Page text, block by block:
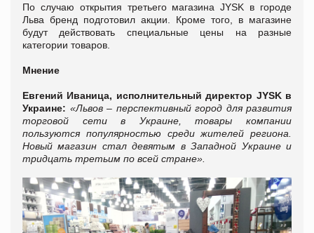
По случаю открытия третьего магазина JYSK в городе
Льва бренд подготовил акции. Кроме того, в магазине
будут действовать специальные цены на разные
категории товаров.
Мнение
Евгений Иваница, исполнительный директор JYSK в
Украине: «Львов – перспективный город для развития
торговой сети в Украине, товары компании
пользуются популярностью среди жителей региона.
Новый магазин стал девятым в Западной Украине и
тридцать третьим по всей стране».